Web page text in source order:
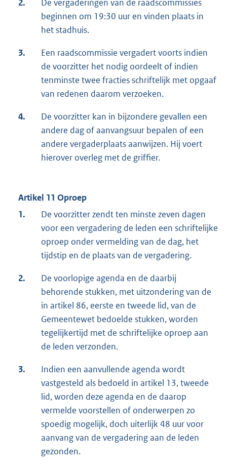
2.
De vergaderingen van de raadscommissies
beginnen om 19:30 uur en vinden plaats in
het stadhuis.
3.
Een raadscommissie vergadert voorts indien
de voorzitter het nodig oordeelt of indien
tenminste twee fracties schriftelijk met opgaaf
van redenen daarom verzoeken.
4.
De voorzitter kan in bijzondere gevallen een
andere dag of aanvangsuur bepalen of een
andere vergaderplaats aanwijzen. Hij voert
hierover overleg met de griffier.
Artikel 11 Oproep
1.
De voorzitter zendt ten minste zeven dagen
voor een vergadering de leden een schriftelijke
oproep onder vermelding van de dag, het
tijdstip en de plaats van de vergadering.
2.
De voorlopige agenda en de daarbij
behorende stukken, met uitzondering van de
in artikel 86, eerste en tweede lid, van de
Gemeentewet bedoelde stukken, worden
tegelijkertijd met de schriftelijke oproep aan
de leden verzonden.
3.
Indien een aanvullende agenda wordt
vastgesteld als bedoeld in artikel 13, tweede
lid, worden deze agenda en de daarop
vermelde voorstellen of onderwerpen zo
spoedig mogelijk, doch uiterlijk 48 uur voor
aanvang van de vergadering aan de leden
gezonden.